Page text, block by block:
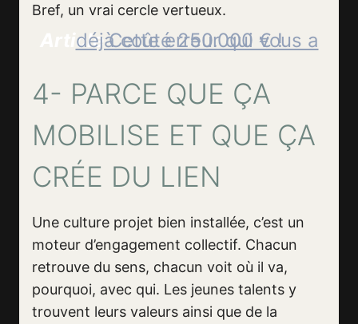
Bref, un vrai cercle vertueux.
Article
Cette erreur qui vous a déjà coûté 250.000 € !
4- PARCE QUE ÇA
MOBILISE ET QUE ÇA
CRÉE DU LIEN
Une culture projet bien installée, c’est un
moteur d’engagement collectif. Chacun
retrouve du sens, chacun voit où il va,
pourquoi, avec qui. Les jeunes talents y
trouvent leurs valeurs ainsi que de la